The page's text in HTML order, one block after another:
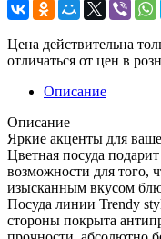
Цена действительна
отличаться от цен в
Описание
Описание
Яркие акценты для
Цветная посуда
возможности для того,
изысканным вкусом
Посуда линии Trendy
стороны покрыта